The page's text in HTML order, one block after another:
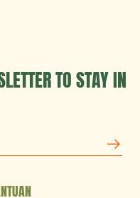
TO STAY IN